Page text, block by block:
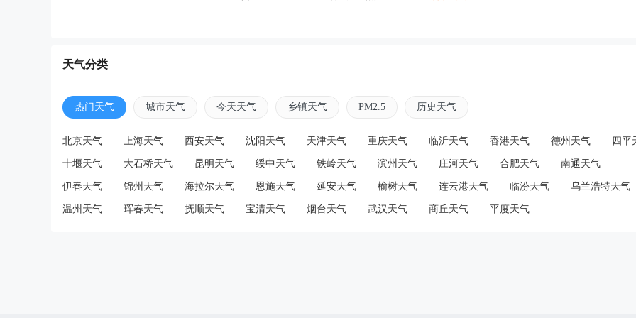
天气分类
热门天气 城市天气 今天天气 乡镇天气 PM2.5 历史天气
北京天气 上海天气 西安天气 沈阳天气 天津天气 重庆天气 临沂天气 香港天气 德州天气 四平
十堰天气 大石桥天气 昆明天气 绥中天气 铁岭天气 滨州天气 庄河天气 合肥天气 南通天气
伊春天气 锦州天气 海拉尔天气 恩施天气 延安天气 榆树天气 连云港天气 临汾天气 乌兰浩特天气
温州天气 珲春天气 抚顺天气 宝清天气 烟台天气 武汉天气 商丘天气 平度天气